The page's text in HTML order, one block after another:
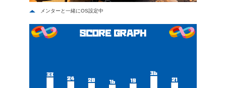
メンターと一緒にOS設定中